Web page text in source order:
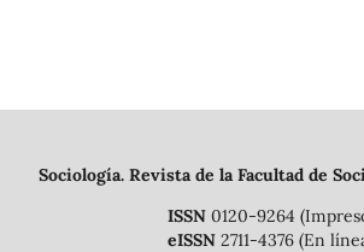
Sociología. Revista de la Facultad de
ISSN0120-9264
eISSN2711-4376 (En